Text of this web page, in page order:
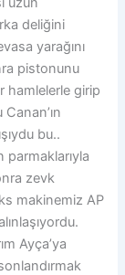
deliğini
yarağını
pistonunu
hamlelerle girip
bu..
parmaklarıyla
zevk
makinemiz AP
Ayça’ya